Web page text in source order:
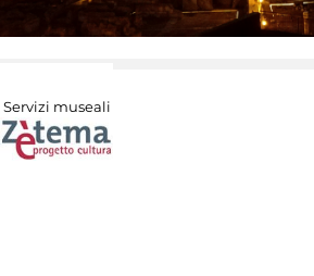
Servizi museali